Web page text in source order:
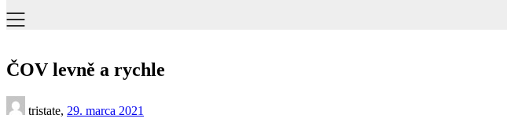
ČOV levně a rychle
tristate, 29. marca 2021